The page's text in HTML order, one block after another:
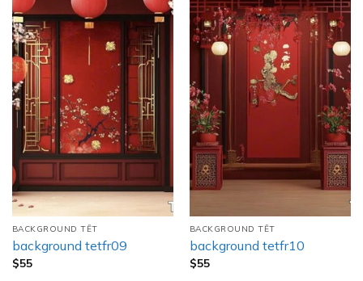
BACKGROUND TẾT
background tetfr09
$55
BACKGROUND TẾT
background tetfr10
$55